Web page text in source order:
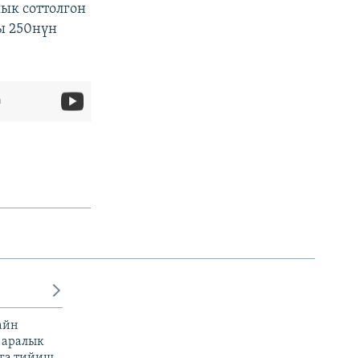
соттолгон
250нүн